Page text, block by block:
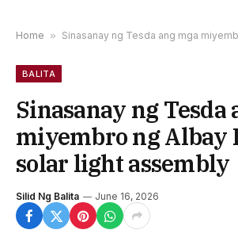
Home » Sinasanay ng Tesda ang mga miyembro ng
BALITA
Sinasanay ng Tesda
miyembro ng Albay
solar light assembly
Silid Ng Balita June 16, 2026